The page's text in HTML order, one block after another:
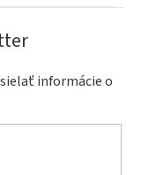
informácie o